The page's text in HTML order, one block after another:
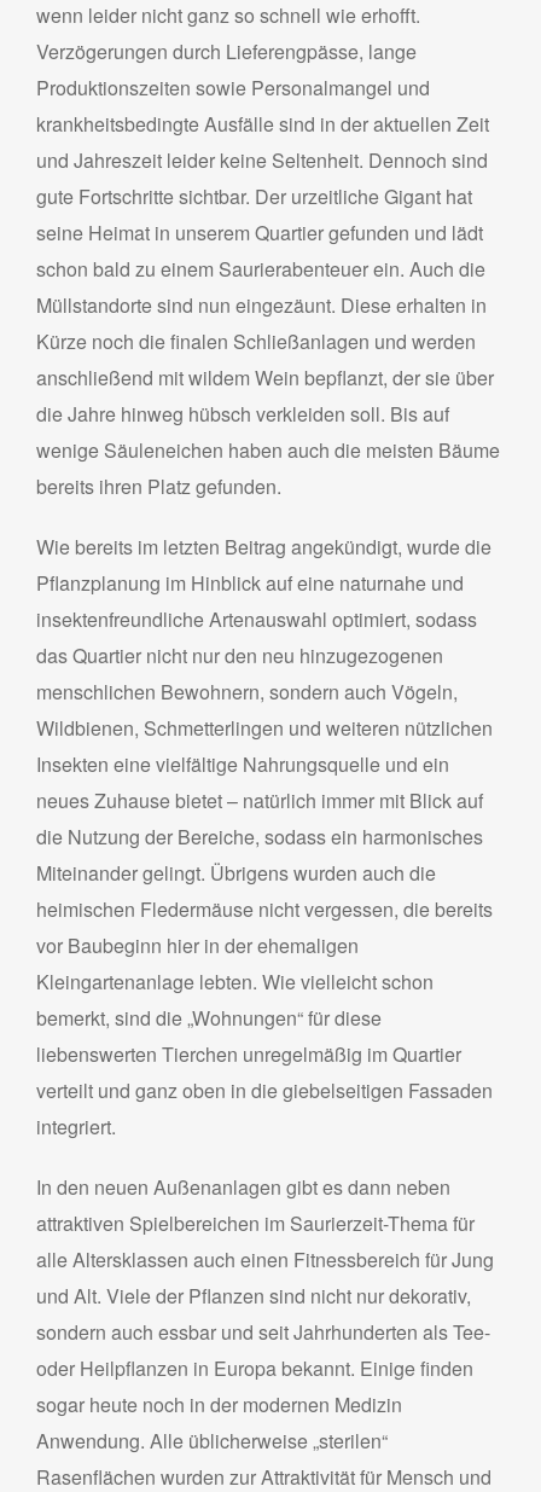
wenn leider nicht ganz so schnell wie erhofft.
Verzögerungen durch Lieferengpässe, lange
Produktionszeiten sowie Personalmangel und
krankheitsbedingte Ausfälle sind in der aktuellen Zeit
und Jahreszeit leider keine Seltenheit. Dennoch sind
gute Fortschritte sichtbar. Der urzeitliche Gigant hat
seine Heimat in unserem Quartier gefunden und lädt
schon bald zu einem Saurierabenteuer ein. Auch die
Müllstandorte sind nun eingezäunt. Diese erhalten in
Kürze noch die finalen Schließanlagen und werden
anschließend mit wildem Wein bepflanzt, der sie über
die Jahre hinweg hübsch verkleiden soll. Bis auf
wenige Säuleneichen haben auch die meisten Bäume
bereits ihren Platz gefunden.
Wie bereits im letzten Beitrag angekündigt, wurde die
Pflanzplanung im Hinblick auf eine naturnahe und
insektenfreundliche Artenauswahl optimiert, sodass
das Quartier nicht nur den neu hinzugezogenen
menschlichen Bewohnern, sondern auch Vögeln,
Wildbienen, Schmetterlingen und weiteren nützlichen
Insekten eine vielfältige Nahrungsquelle und ein
neues Zuhause bietet – natürlich immer mit Blick auf
die Nutzung der Bereiche, sodass ein harmonisches
Miteinander gelingt. Übrigens wurden auch die
heimischen Fledermäuse nicht vergessen, die bereits
vor Baubeginn hier in der ehemaligen
Kleingartenanlage lebten. Wie vielleicht schon
bemerkt, sind die „Wohnungen“ für diese
liebenswerten Tierchen unregelmäßig im Quartier
verteilt und ganz oben in die giebel­seitigen Fassaden
integriert.
In den neuen Außenanlagen gibt es dann neben
attraktiven Spielbereichen im Saurierzeit-Thema für
alle Altersklassen auch einen Fitnessbereich für Jung
und Alt. Viele der Pflanzen sind nicht nur dekorativ,
sondern auch essbar und seit Jahrhunderten als Tee-
oder Heilpflanzen in Europa bekannt. Einige finden
sogar heute noch in der modernen Medizin
Anwendung. Alle üblicherweise „sterilen“
Rasenflächen wurden zur Attraktivität für Mensch und